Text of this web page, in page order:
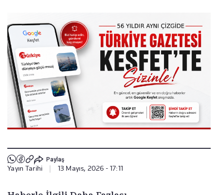
Paylaş
Yayın Tarihi 13 Mayıs, 2026 - 17:11